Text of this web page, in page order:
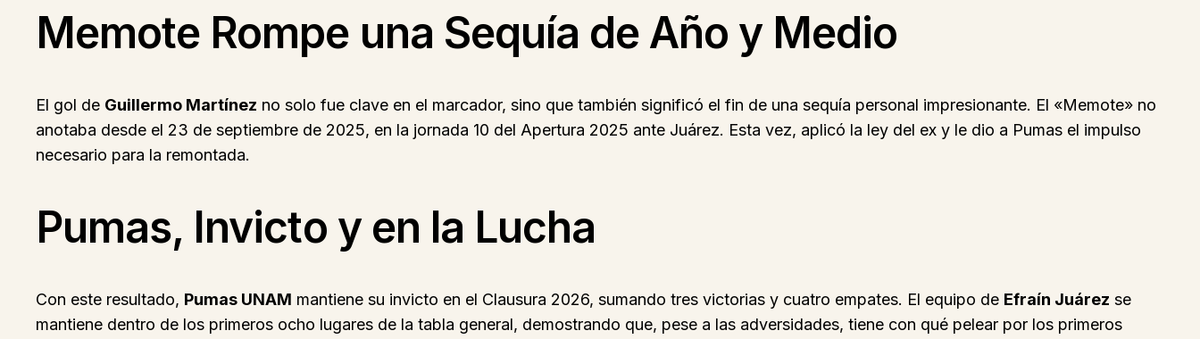
Memote Rompe una Sequía de Año y Medio
El gol de Guillermo Martínez no solo fue clave en el marcador, sino que también significó el fin de una sequía personal impresionante. El «Memote» no
anotaba desde el 23 de septiembre de 2025, en la jornada 10 del Apertura 2025 ante Juárez. Esta vez, aplicó la ley del ex y le dio a Pumas el impulso
necesario para la remontada.
Pumas, Invicto y en la Lucha
Con este resultado, Pumas UNAM mantiene su invicto en el Clausura 2026, sumando tres victorias y cuatro empates. El equipo de Efraín Juárez se
mantiene dentro de los primeros ocho lugares de la tabla general, demostrando que, pese a las adversidades, tiene con qué pelear por los primeros